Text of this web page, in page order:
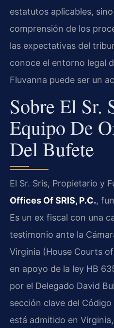
estatutos aplicables,
comprensión de los
las expectativas del
conoce el entorno legal
Fluvanna puede ser un
Sobre El Sr.
Equipo De
Del Bufete
El Sr. Sris, Propietario y
Offices Of SRIS, P.C.,
Es un ex fiscal con una
testimonio ante la
Virginia (House Courts
en apoyo de la ley HB
por el Delegado David
sección clave del Código
está admitido en